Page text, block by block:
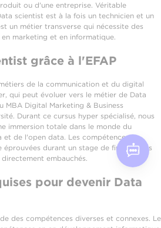
ou d'une entreprise. Véritable
scientist est à la fois un technicien et un
un métier transverse qui nécessite des
marketing et en informatique.
grâce à l'EFAP
de la communication et du digital
qui peut évoluer vers le métier de Data
MBA Digital Marketing & Business
Durant ce cursus hyper spécialisé, nous
immersion totale dans le monde du
de l'open data. Les compétences
éprouvées durant un stage de fin d'études
embauchés.
pour devenir Data
des compétences diverses et connexes. Le